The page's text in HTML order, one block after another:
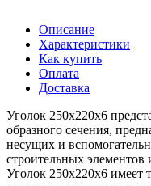
Описание
Характеристики
Как купить
Оплата
Доставка
Уголок 250х220х6
образного сечения,
несущих и
строительных
Уголок 250х220х6 имеет